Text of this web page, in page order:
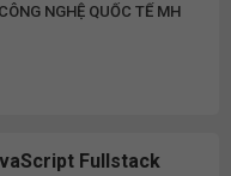
NGHỆ QUỐC TẾ MH
Fullstack